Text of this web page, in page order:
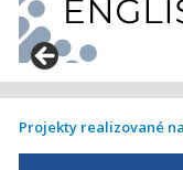
Projekty realizované